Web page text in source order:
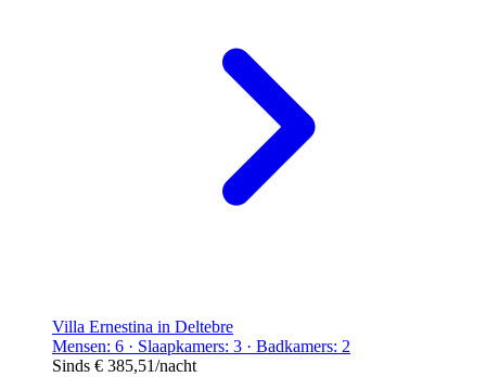
Villa Ernestina in Deltebre
Mensen: 6 · Slaapkamers: 3 · Badkamers: 2
Sinds € 385,51/nacht